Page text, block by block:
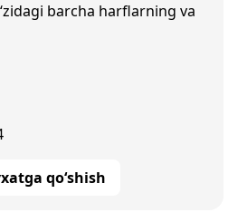
barcha harflarning va
qo‘shish